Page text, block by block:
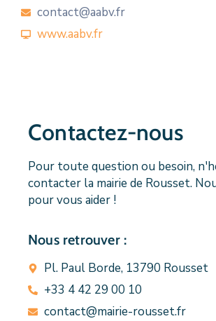
contact@aabv.fr
www.aabv.fr
Contactez-nous
Pour toute question ou besoin,
contacter la mairie de Rousset.
pour vous aider !
Nous retrouver :
Pl. Paul Borde, 13790 Rousset
+33 4 42 29 00 10
contact@mairie-rousset.fr